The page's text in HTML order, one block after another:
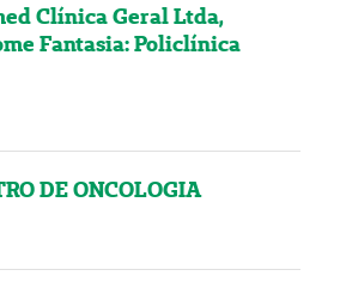
Clínica Geral Ltda,
Fantasia: Policlínica
DE ONCOLOGIA